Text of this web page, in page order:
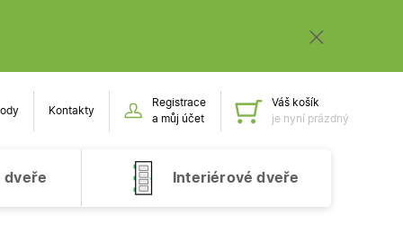
Kontakty
Registrace
a můj účet
Obsah
Váš košík
je nyní prázdný
dveře Interiérové dveře